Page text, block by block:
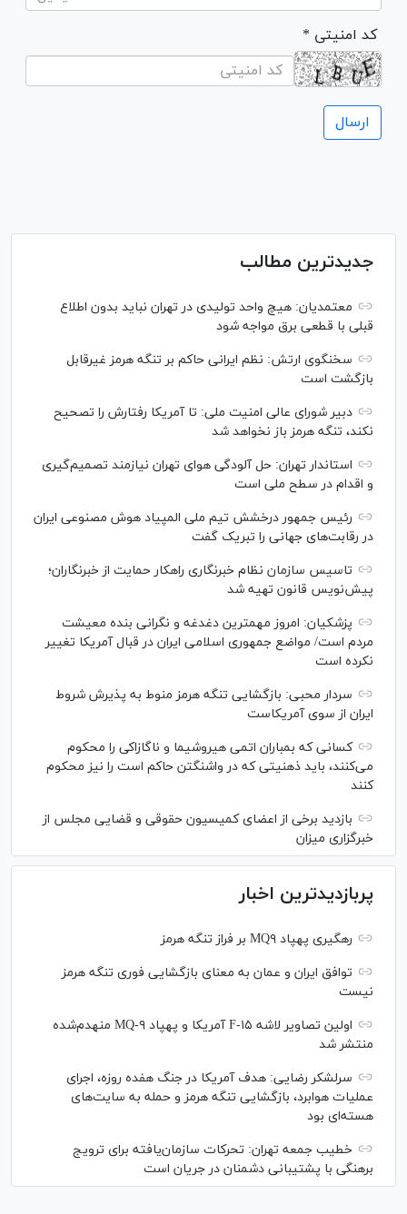
* کد امنیتی
جدیدترین مطالب
معتمدیان: هیچ واحد تولیدی در تهران نباید بدون اطلاع
قبلی با قطعی برق مواجه شود
سخنگوی ارتش: نظم ایرانی حاکم بر تنگه هرمز غیرقابل
بازگشت است
دبیر شورای عالی امنیت ملی: تا آمریکا رفتارش را تصحیح
نکند، تنگه هرمز باز نخواهد شد
استاندار تهران: حل آلودگی هوای تهران نیازمند تصمیم‌گیری
و اقدام در سطح ملی است
رئیس جمهور درخشش تیم ملی المپیاد هوش مصنوعی ایران
در رقابت‌های جهانی را تبریک گفت
تاسیس سازمان نظام خبرنگاری راهکار حمایت از خبرنگاران؛
پیش‌نویس قانون تهیه شد
پزشکیان: امروز مهمترین دغدغه و نگرانی بنده معیشت
مردم است/ مواضع جمهوری اسلامی ایران در قبال آمریکا تغییر
نکرده است
سردار محبی: بازگشایی تنگه هرمز منوط به پذیرش شروط
ایران از سوی آمریکاست
کسانی که بمباران اتمی هیروشیما و ناگازاکی را محکوم
می‌کنند، باید ذهنیتی که در واشنگتن حاکم است را نیز محکوم
کنند
بازدید برخی از اعضای کمیسیون حقوقی و قضایی مجلس از
خبرگزاری میزان
پربازدیدترین اخبار
رهگیری پهپاد MQ۹ بر فراز تنگه هرمز
توافق ایران و عمان به معنای بازگشایی فوری تنگه هرمز
نیست
اولین تصاویر لاشه F-۱۵ آمریکا و پهپاد MQ-۹ منهدم‌شده
منتشر شد
سرلشکر رضایی: هدف آمریکا در جنگ هفده روزه، اجرای
عملیات هوابرد، بازگشایی تنگه هرمز و حمله به سایت‌های
هسته‌ای بود
خطیب جمعه تهران: تحرکات سازمان‌یافته برای ترویج
برهنگی با پشتیبانی دشمنان در جریان است